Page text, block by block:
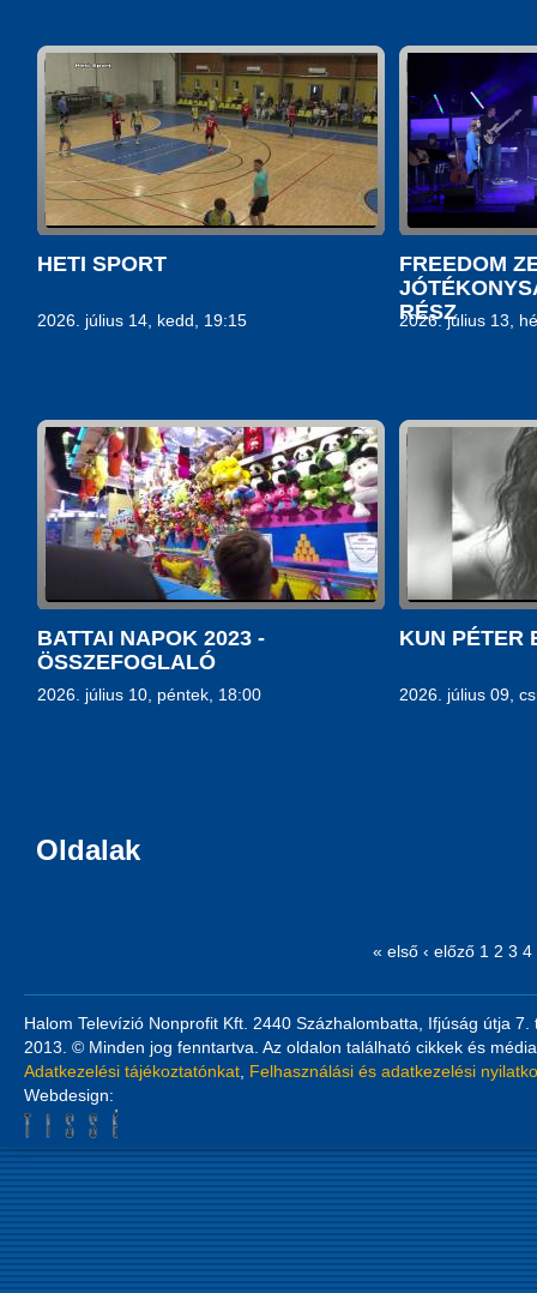
HETI SPORT
2026. július 14, kedd, 19:15
FREEDOM
RÉSZ
2026. július 13,
BATTAI NAPOK 2023 -
ÖSSZEFOGLALÓ
2026. július 10, péntek, 18:00
KUN PÉTER
2026. július 09,
Oldalak
« első ‹ előző 1 2 3 4
Halom Televízió Nonprofit Kft. 2440 Százhalombatta, Ifjúság útja
2013. © Minden jog fenntartva. Az oldalon található cikkek és
Adatkezelési tájékoztatónkat Felhasználási és adatkezelési
Webdesign: